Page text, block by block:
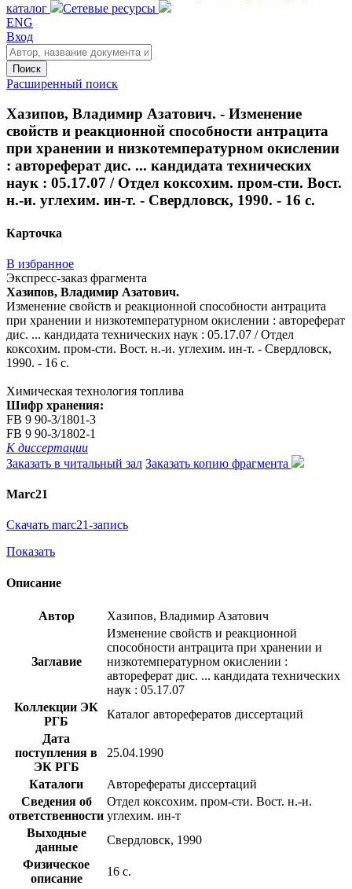
каталог
Сетевые ресурсы
ENG
Вход
Поиск
Расширенный поиск
Хазипов, Владимир Азатович. - Изменение
свойств и реакционной способности антрацита
при хранении и низкотемпературном окислении
: автореферат дис. ... кандидата технических
наук : 05.17.07 / Отдел коксохим. пром-сти. Вост.
н.-и. углехим. ин-т. - Свердловск, 1990. - 16 с.
Карточка
В избранное
Экспресс-заказ фрагмента
Хазипов, Владимир Азатович.
Изменение свойств и реакционной способности антрацита
при хранении и низкотемпературном окислении : автореферат
дис. ... кандидата технических наук : 05.17.07 / Отдел
коксохим. пром-сти. Вост. н.-и. углехим. ин-т. - Свердловск,
1990. - 16 с.
Химическая технология топлива
Шифр хранения:
FB 9 90-3/1801-3
FB 9 90-3/1802-1
К диссертации
Заказать в читальный зал Заказать копию фрагмента
Marc21
Скачать marc21-запись
Показать
Описание
Автор Хазипов, Владимир Азатович
Заглавие
Изменение свойств и реакционной
способности антрацита при хранении и
низкотемпературном окислении :
автореферат дис. ... кандидата технических
наук : 05.17.07
Коллекции ЭК
РГБ
Каталог авторефератов диссертаций
Дата
поступления в
ЭК РГБ
25.04.1990
Каталоги
Авторефераты диссертаций
Сведения об
ответственности
Отдел коксохим. пром-сти. Вост. н.-и.
углехим. ин-т
Выходные
данные
Свердловск, 1990
Физическое
описание
16 с.